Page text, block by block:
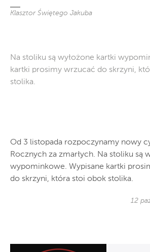
Klasztor Świętego Jakuba
Na stoliku są wyłożone kartki
kartki prosimy wrzucać do skrzyni,
stolika.
Od 3 listopada rozpoczynamy nowy
Rocznych za zmarłych. Na stoliku są
wypominkowe. Wypisane kartki
do skrzyni, która stoi obok stolika.
12